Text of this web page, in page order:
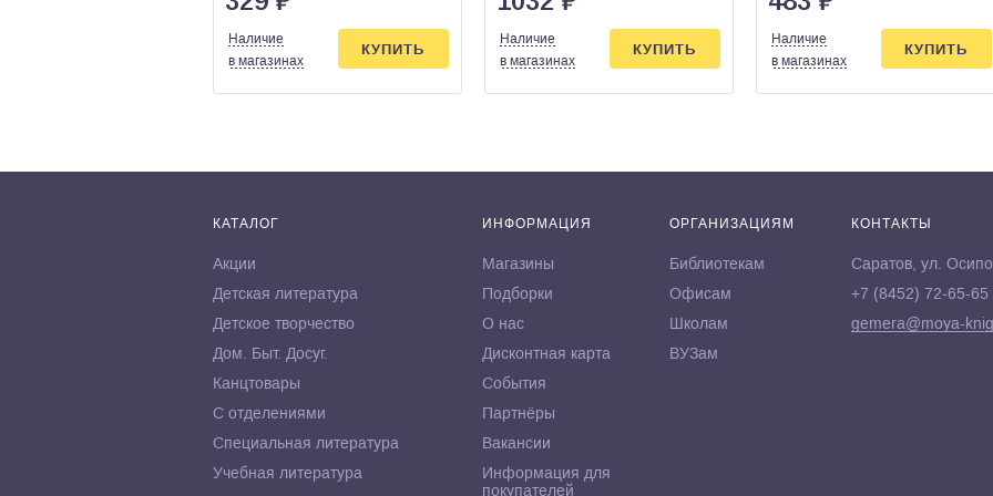
Наличие
в магазинах
КУПИТЬ
Наличие
в магазинах
КУПИТЬ
Наличие
в магазинах
КУПИТЬ
КАТАЛОГ
Акции
Детская литература
Детское творчество
Дом. Быт. Досуг.
Канцтовары
С отделениями
Специальная литература
Учебная литература
ИНФОРМАЦИЯ
Магазины
Подборки
О нас
Дисконтная карта
События
Партнёры
Вакансии
Информация для
покупателей
ОРГАНИЗАЦИЯМ
Библиотекам
Офисам
Школам
ВУЗам
КОНТАКТЫ
Саратов, ул.
+7 (8452) 72-65-65
gemera@moya-